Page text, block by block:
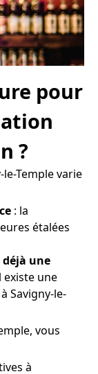
pour
?
Temple varie
: la
étalées
une
existe une
Savigny-le-
vous
à